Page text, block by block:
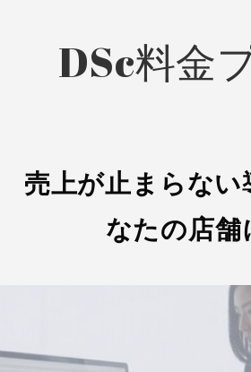
DSc料金
売上が止まらない
なたの店舗